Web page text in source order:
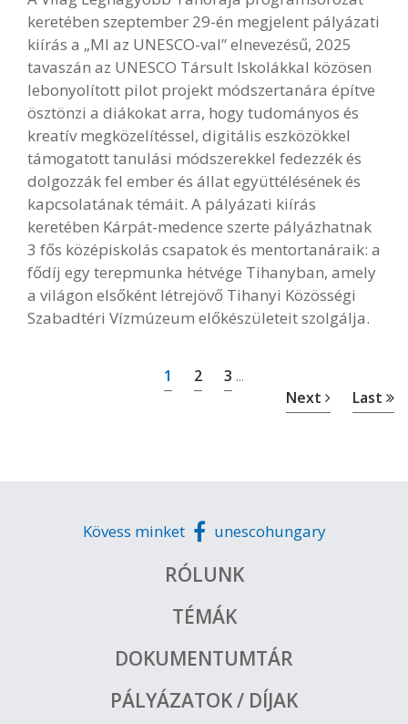
keretében szeptember 29-én megjelent pályázati
kiírás a „MI az UNESCO-val” elnevezésű, 2025
tavaszán az UNESCO Társult Iskolákkal közösen
lebonyolított pilot projekt módszertanára építve
ösztönzi a diákokat arra, hogy tudományos és
kreatív megközelítéssel, digitális eszközökkel
támogatott tanulási módszerekkel fedezzék és
dolgozzák fel ember és állat együttélésének és
kapcsolatának témáit. A pályázati kiírás
keretében Kárpát-medence szerte pályázhatnak
3 fős középiskolás csapatok és mentortanáraik: a
fődíj egy terepmunka hétvége Tihanyban, amely
a világon elsőként létrejövő Tihanyi Közösségi
Szabadtéri Vízmúzeum előkészületeit szolgálja.
1 2 3 ...
Next Last
Kövess minket unescohungary
RÓLUNK
TÉMÁK
DOKUMENTUMTÁR
PÁLYÁZATOK / DÍJAK